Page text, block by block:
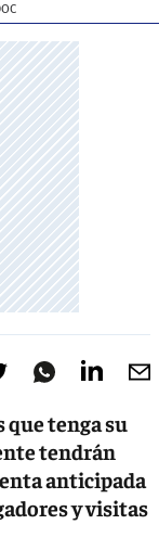
que tenga su
tendrán
anticipada
y visitas